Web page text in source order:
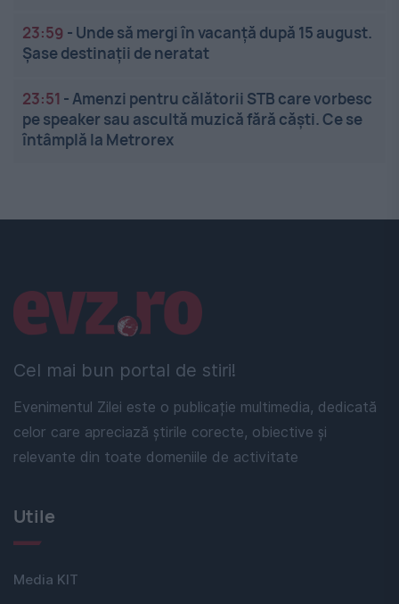
23:59 - Unde să mergi în vacanță după 15 august.
Șase destinații de neratat
23:51 -Amenzi pentru călătorii STB care vorbesc
pe speaker sau ascultă muzică fără căști. Ce se
întâmplă la Metrorex
Cel mai bun portal de stiri!
Evenimentul Zilei este o publicație multimedia, dedicată
celor care apreciază știrile corecte, obiective și
relevante din toate domeniile de activitate
Linkuri utile
Utile
Media KIT